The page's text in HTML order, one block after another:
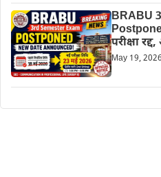
BRABU
परीक्षा
May 19, 2026